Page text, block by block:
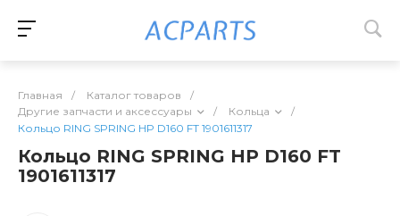
Главная / Каталог товаров
/
Другие запчасти и аксессуары
/ Кольца
/
Кольцо RING SPRING HP D160 FT 1901611317
Кольцо RING SPRING HP D160 FT
1901611317